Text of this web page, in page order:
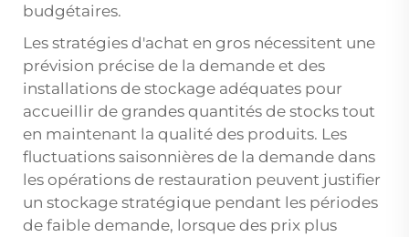
budgétaires.
Les stratégies d'achat en gros nécessitent une
prévision précise de la demande et des
installations de stockage adéquates pour
accueillir de grandes quantités de stocks tout
en maintenant la qualité des produits. Les
fluctuations saisonnières de la demande dans
les opérations de restauration peuvent justifier
un stockage stratégique pendant les périodes
de faible demande, lorsque des prix plus